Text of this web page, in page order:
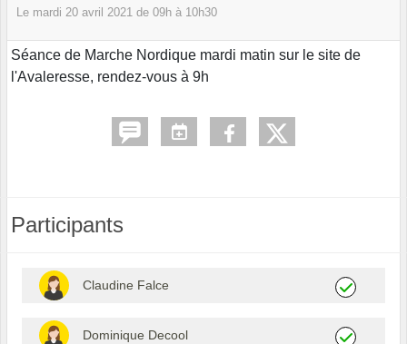
Le mardi 20 avril 2021 de 09h à 10h30
Séance de Marche Nordique mardi matin sur le site de
l'Avaleresse, rendez-vous à 9h
Participants
Claudine Falce
Dominique Decool